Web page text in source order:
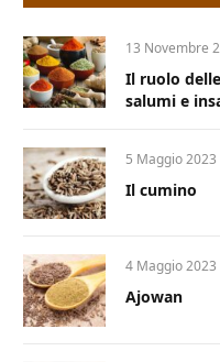
13 Novembre
Il ruolo
salumi e
5 Maggio 2023
Il cumino
4 Maggio 2023
Ajowan